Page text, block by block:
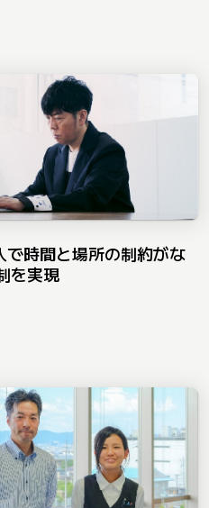
時間と場所の制約がな
を実現